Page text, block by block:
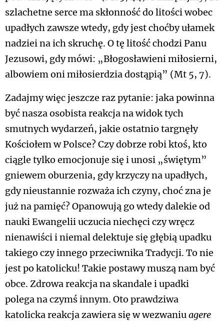
szlachetne serce ma skłonność do litości wobec
upadłych zawsze wtedy, gdy jest choćby ułamek
nadziei na ich skruchę. O tę litość chodzi Panu
Jezusowi, gdy mówi: „Błogosławieni miłosierni,
albowiem oni miłosierdzia dostąpią” (Mt 5, 7).
Zadajmy więc jeszcze raz pytanie: jaka powinna
być nasza osobista reakcja na widok tych
smutnych wydarzeń, jakie ostatnio targnęły
Kościołem w Polsce? Czy dobrze robi ktoś, kto
ciągle tylko emocjonuje się i unosi „świętym”
gniewem oburzenia, gdy krzyczy na upadłych,
gdy nieustannie rozważa ich czyny, choć zna je
już na pamięć? Opanowują go wtedy dalekie od
nauki Ewangelii uczucia niechęci czy wręcz
nienawiści i niemal delektuje się głębią upadku
takiego czy innego przeciwnika Tradycji. To nie
jest po katolicku! Takie postawy muszą nam być
obce. Zdrowa reakcja na skandale i upadki
polega na czymś innym. Oto prawdziwa
katolicka reakcja zawiera się w wezwaniuagere